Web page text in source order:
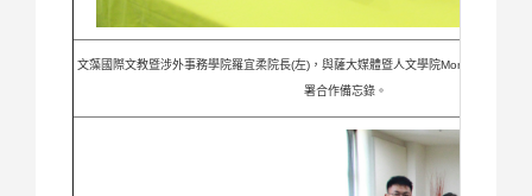
文藻國際文教暨涉外事務學院羅宜柔院長(左)，與薩大媒體暨人文學院Monika
署合作備忘錄。